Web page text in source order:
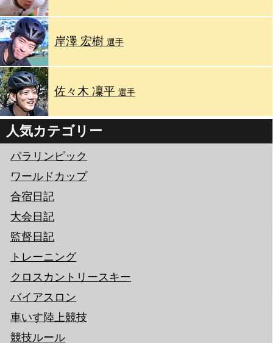
岸澤 宏樹 選手
佐々木 凜平 選手
人気カテゴリー
パラリンピック
ワールドカップ
合宿日記
大会日記
監督日記
トレーニング
クロスカントリースキー
バイアスロン
車いす陸上競技
競技ルール